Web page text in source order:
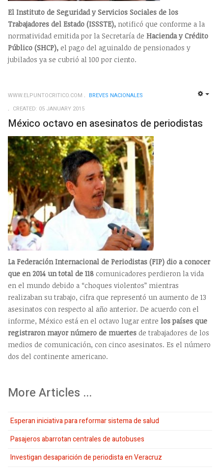
El Instituto de Seguridad y Servicios Sociales de los
Trabajadores del Estado (ISSSTE), notificó que conforme a la
normatividad emitida por la Secretaría de Hacienda y Crédito
Público (SHCP), el pago del aguinaldo de pensionados y
jubilados ya se cubrió al 100 por ciento.
WWW.ELPUNTOCRITICO.COM
BREVES NACIONALES
CREATED: 05 JANUARY 2015
México octavo en asesinatos de periodistas
La Federación Internacional de Periodistas (FIP) dio a conocer
que en 2014 un total de 118 comunicadores perdieron la vida
en el mundo debido a “choques violentos” mientras
realizaban su trabajo, cifra que representó un aumento de 13
asesinatos con respecto al año anterior. De acuerdo con el
informe, México está en el octavo lugar entre los países que
registraron mayor número de muertes de trabajadores de los
medios de comunicación, con cinco asesinatos. Es el número
dos del continente americano.
More Articles ...
Esperan iniciativa para reformar sistema de salud
Pasajeros abarrotan centrales de autobuses
Investigan desaparición de periodista en Veracruz